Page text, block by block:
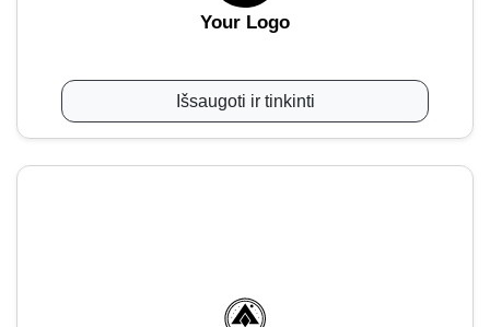
Your Logo
Išsaugoti ir tinkinti